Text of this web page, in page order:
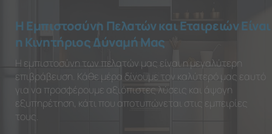
Η Εμπιστοσύνη Πελατών και Εταιρειών Είναι
η Κινητήριος Δύναμή Μας
Η εμπιστοσύνη των πελατών μας είναι η μεγαλύτερη
επιβράβευση. Κάθε μέρα δίνουμε τον καλύτερό μας εαυτό
για να προσφέρουμε αξιόπιστες λύσεις και άψογη
εξυπηρέτηση, κάτι που αποτυπώνεται στις εμπειρίες
τους.